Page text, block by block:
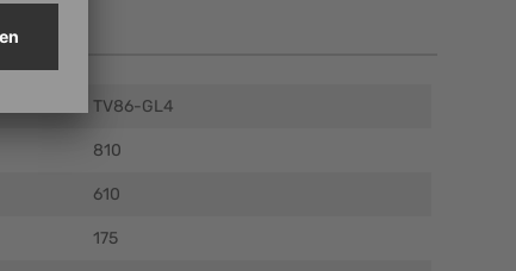
TV86-GL4
810
610
175